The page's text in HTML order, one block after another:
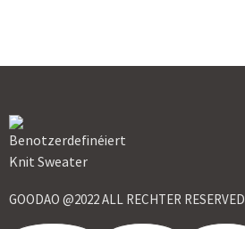
GOODAO @2022 ALL RECHTER RESERVED